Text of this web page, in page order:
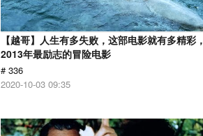
【越哥】人生有多失败，这部电影就有多精彩，
2013年最励志的冒险电影
# 336
2020-10-03 09:35